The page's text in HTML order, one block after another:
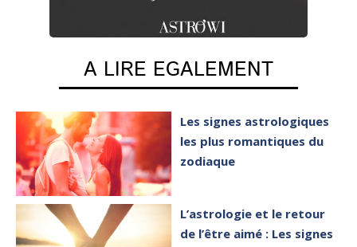
A LIRE EGALEMENT
Les signes astrologiques
les plus romantiques du
zodiaque
L’astrologie et le retour
de l’être aimé : Les signes